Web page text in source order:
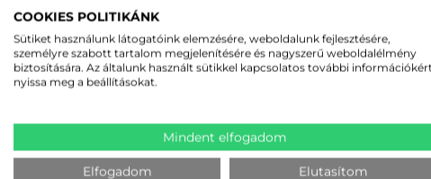
A szoftver további újdonsága, hogy a
történhet. Lehetővé teszi, hogy az általunk
Az 123Scan2 kompatibilis a legnépszerűbb irodai
fájlokat, mentsék a vonalkód konfigurációs
MEGBÍZHAT
COOKIES POLITIKÁNK
Sütiket használunk látogatóink elemzésére, weboldalunk fejlesztésére,
személyre szabott tartalom megjelenítésére és nagyszerű weboldalélmény
biztosítására. Az általunk használt sütikkel kapcsolatos további
nyissa meg a beállításokat.
Mindent elfogadom
Elfogadom Elutasítom